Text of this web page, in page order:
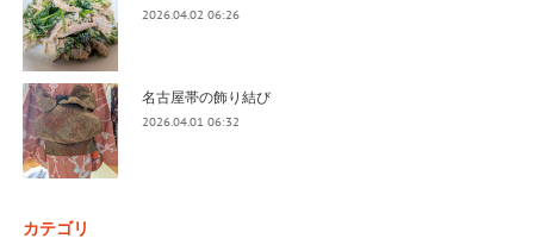
2026.04.02 06:26
名古屋帯の飾り結び
2026.04.01 06:32
カテゴリ